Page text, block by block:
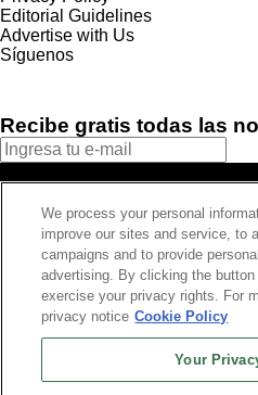
Editorial Guidelines
Advertise with Us
Síguenos
Recibe gratis todas las
Este sitio está protegido por
privacidady Se aplican las
¡Muchas gracias!Ya estás
Recibe gratis todas las
We process your personal
improve our sites and service, to
campaigns and to provide
advertising. By clicking the
exercise your privacy rights. For
privacy notice Cookie Policy
Your